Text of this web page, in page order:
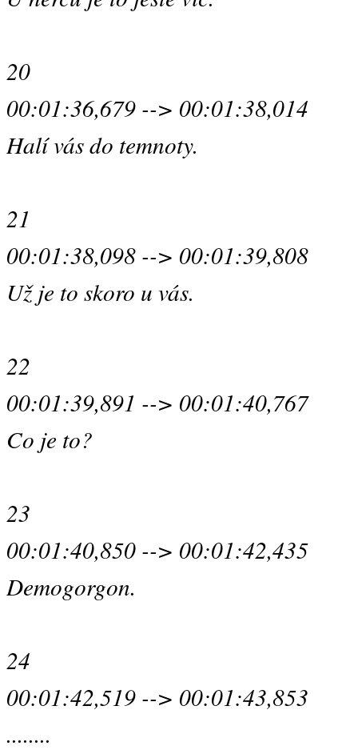
20
00:01:36,679 --> 00:01:38,014
Halí vás do temnoty.
21
00:01:38,098 --> 00:01:39,808
Už je to skoro u vás.
22
00:01:39,891 --> 00:01:40,767
Co je to?
23
00:01:40,850 --> 00:01:42,435
Demogorgon.
24
00:01:42,519 --> 00:01:43,853
........